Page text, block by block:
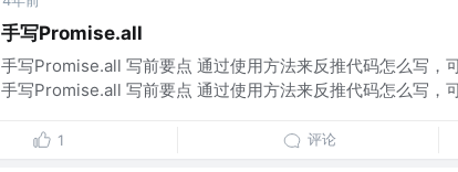
手写Promise.all
手写Promise.all 写前要点 通过使用方法来反推代码怎么写，
手写Promise.all 写前要点 通过使用方法来反推代码怎么写，
1 评论